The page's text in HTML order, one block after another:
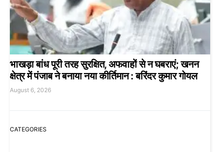
भाखड़ा बांध पूरी तरह सुरक्षित, अफवाहों से न घबराएं; खनन
क्षेत्र में पंजाब ने बनाया नया कीर्तिमान : बरिंदर कुमार गोयल
August 6, 2026
CATEGORIES